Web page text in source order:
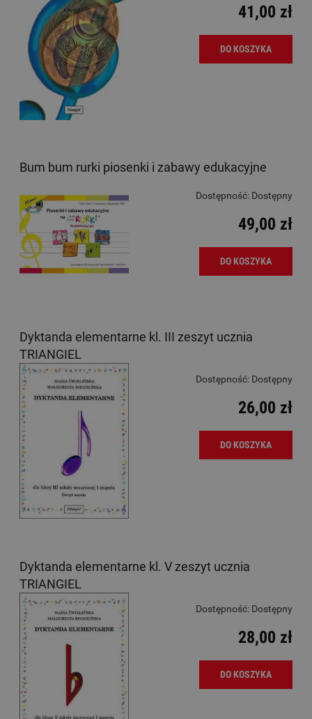
41,00 zł
DO KOSZYKA
Bum bum rurki piosenki i zabawy edukacyjne
Dostępność: Dostępny
49,00 zł
DO KOSZYKA
Dyktanda elementarne kl. III zeszyt ucznia
TRIANGIEL
Dostępność: Dostępny
26,00 zł
DO KOSZYKA
Dyktanda elementarne kl. V zeszyt ucznia
TRIANGIEL
Dostępność: Dostępny
28,00 zł
DO KOSZYKA